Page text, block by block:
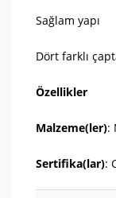
Sağlam yapı
Dört farklı
Özellikler
Malzeme(ler):
Sertifika(lar):